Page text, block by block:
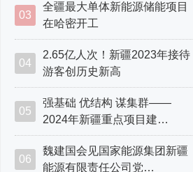
03
全疆最大单体新能源储能项目
在哈密开工
04
2.65亿人次！新疆2023年接待
游客创历史新高
05
强基础 优结构 谋集群——
2024年新疆重点项目建…
06
魏建国会见国家能源集团新疆
能源有限责任公司党…